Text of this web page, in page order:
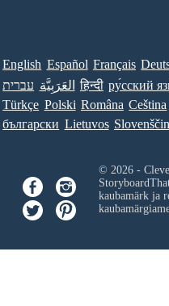
English Español Français
עברית العَرَبِيَّة हिन्दी ру́сский
Türkçe Polski Româna Ceština
български Lietuvos
© 2026 -
kaubamärk ja